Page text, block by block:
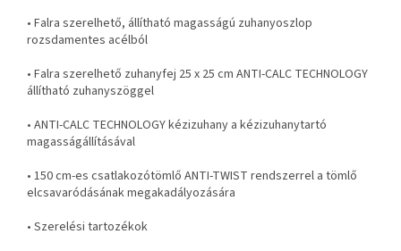
• Falra szerelhető, állítható magasságú zuhanyoszlop
rozsdamentes acélból
• Falra szerelhető zuhanyfej 25 x 25 cm ANTI-CALC TECHNOLOGY
állítható zuhanyszöggel
• ANTI-CALC TECHNOLOGY kézizuhany a kézizuhanytartó
magasságállításával
• 150 cm-es csatlakozótömlő ANTI-TWIST rendszerrel a tömlő
elcsavaródásának megakadályozására
• Szerelési tartozékok